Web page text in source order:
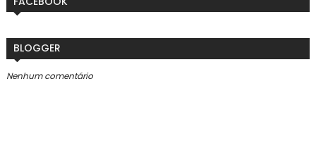
BLOGGER
Nenhum comentário